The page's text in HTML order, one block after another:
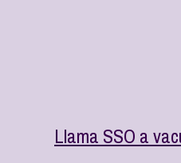
Llama SSO a